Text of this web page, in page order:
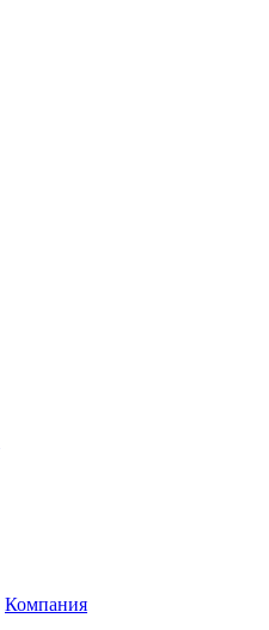
Компания